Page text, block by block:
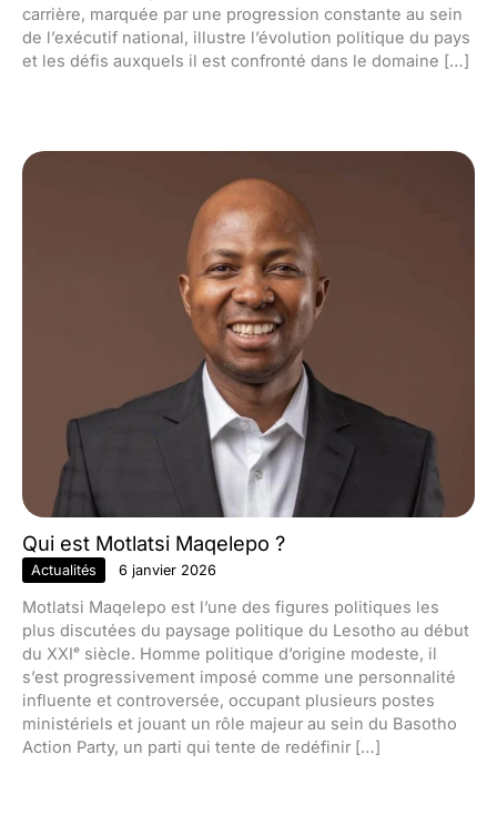
carrière, marquée par une progression constante au sein
de l’exécutif national, illustre l’évolution politique du pays
et les défis auxquels il est confronté dans le domaine […]
Qui est Motlatsi Maqelepo ?
Actualités 6 janvier 2026
Motlatsi Maqelepo est l’une des figures politiques les
plus discutées du paysage politique du Lesotho au début
du XXIᵉ siècle. Homme politique d’origine modeste, il
s’est progressivement imposé comme une personnalité
influente et controversée, occupant plusieurs postes
ministériels et jouant un rôle majeur au sein du Basotho
Action Party, un parti qui tente de redéfinir […]